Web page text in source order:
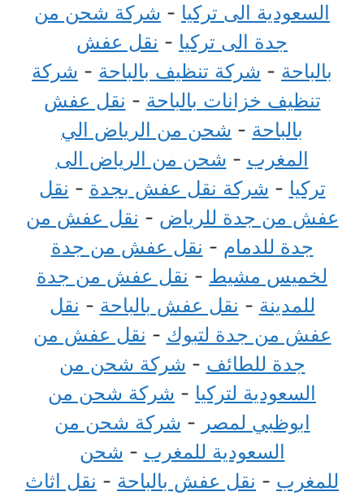
السعودية الى تركيا - شركة شحن من
جدة الى تركيا - نقل عفش
بالباحة - شركة تنظيف بالباحة - شركة
تنظيف خزانات بالباحة - نقل عفش
بالباحة - شحن من الرياض الي
المغرب - شحن من الرياض الى
تركيا - شركة نقل عفش بجدة - نقل
عفش من جدة للرياض - نقل عفش من
جدة للدمام - نقل عفش من جدة
لخميس مشيط - نقل عفش من جدة
للمدينة - نقل عفش بالباحة - نقل
عفش من جدة لتبوك - نقل عفش من
جدة للطائف - شركة شحن من
السعودية لتركيا - شركة شحن من
ابوظبي لمصر - شركة شحن من
السعودية للمغرب - شحن
للمغرب - نقل عفش بالباحة - نقل اثاث